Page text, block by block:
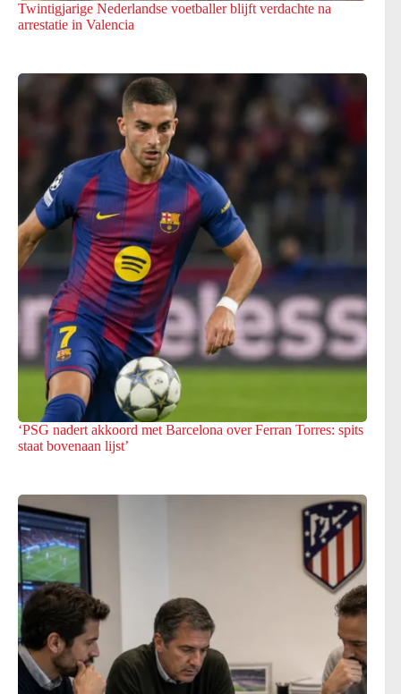
Twintigjarige Nederlandse voetballer blijft verdachte na
arrestatie in Valencia
‘PSG nadert akkoord met Barcelona over Ferran Torres: spits
staat bovenaan lijst’